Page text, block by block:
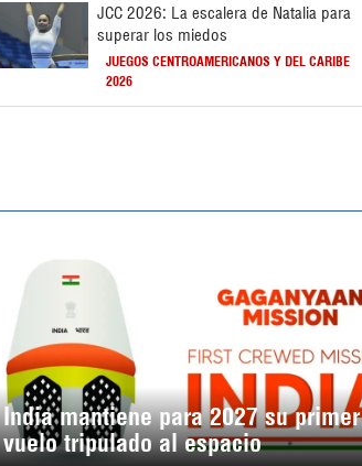
JCC 2026: La escalera de Natalia para
superar los miedos
JUEGOS CENTROAMERICANOS Y DEL CARIBE
2026
India mantiene para 2027 su primer
vuelo tripulado al espacio